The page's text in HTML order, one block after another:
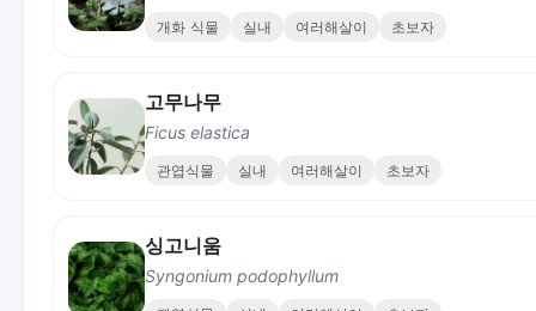
개화 식물 실내 여러해살이 초보자
고무나무
Ficus elastica
관엽식물 실내 여러해살이 초보자
싱고니움
Syngonium podophyllum